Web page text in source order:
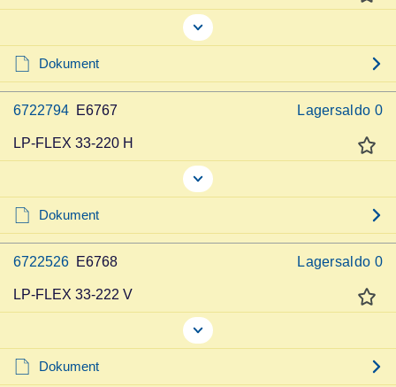
Dokument
6722794 E6767 Lagersaldo 0
LP-FLEX 33-220 H
Dokument
6722526 E6768 Lagersaldo 0
LP-FLEX 33-222 V
Dokument